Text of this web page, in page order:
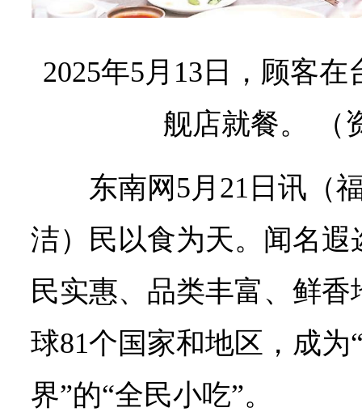
2025年5月13日，顾客
舰店就餐。 （
东南网5月21日讯（
洁）民以食为天。闻名
民实惠、品类丰富、鲜
球81个国家和地区，成
界”的“全民小吃”。